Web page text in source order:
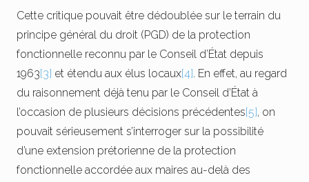
Cette critique pouvait être dédoublée sur le terrain du
principe général du droit (PGD) de la protection
fonctionnelle reconnu par le Conseil d’État depuis
1963[3] et étendu aux élus locaux[4]. En effet, au regard
du raisonnement déjà tenu par le Conseil d’État à
l’occasion de plusieurs décisions précédentes[5], on
pouvait sérieusement s’interroger sur la possibilité
d’une extension prétorienne de la protection
fonctionnelle accordée aux maires au-delà des